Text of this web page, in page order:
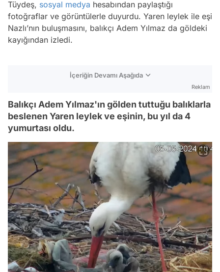
Tüydeş, sosyal medya hesabından paylaştığı
fotoğraflar ve görüntülerle duyurdu. Yaren leylek ile eşi
Nazlı’nın buluşmasını, balıkçı Adem Yılmaz da göldeki
kayığından izledi.
İçeriğin Devamı Aşağıda
Reklam
Balıkçı Adem Yılmaz'ın gölden tuttuğu balıklarla
beslenen Yaren leylek ve eşinin, bu yıl da 4
yumurtası oldu.